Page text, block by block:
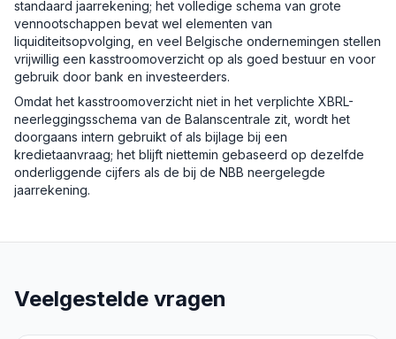
standaard jaarrekening; het volledige schema van grote
vennootschappen bevat wel elementen van
liquiditeitsopvolging, en veel Belgische ondernemingen stellen
vrijwillig een kasstroomoverzicht op als goed bestuur en voor
gebruik door bank en investeerders.
Omdat het kasstroomoverzicht niet in het verplichte XBRL-
neerleggingsschema van de Balanscentrale zit, wordt het
doorgaans intern gebruikt of als bijlage bij een
kredietaanvraag; het blijft niettemin gebaseerd op dezelfde
onderliggende cijfers als de bij de NBB neergelegde
jaarrekening.
Veelgestelde vragen